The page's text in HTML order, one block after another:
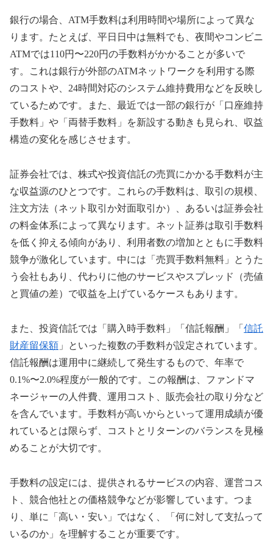
銀行の場合、ATM手数料は利用時間や場所によって異な
ります。たとえば、平日日中は無料でも、夜間やコンビニ
ATMでは110円〜220円の手数料がかかることが多いで
す。これは銀行が外部のATMネットワークを利用する際
のコストや、24時間対応のシステム維持費用などを反映し
ているためです。また、最近では一部の銀行が「口座維持
手数料」や「両替手数料」を新設する動きも見られ、収益
構造の変化を感じさせます。
証券会社では、株式や投資信託の売買にかかる手数料が主
な収益源のひとつです。これらの手数料は、取引の規模、
注文方法（ネット取引か対面取引か）、あるいは証券会社
の料金体系によって異なります。ネット証券は取引手数料
を低く抑える傾向があり、利用者数の増加とともに手数料
競争が激化しています。中には「売買手数料無料」とうた
う会社もあり、代わりに他のサービスやスプレッド（売値
と買値の差）で収益を上げているケースもあります。
また、投資信託では「購入時手数料」「信託報酬」「 信託
財産留保額 」といった複数の手数料が設定されています。
信託報酬は運用中に継続して発生するもので、年率で
0.1%〜2.0%程度が一般的です。この報酬は、ファンドマ
ネージャーの人件費、運用コスト、販売会社の取り分など
を含んでいます。手数料が高いからといって運用成績が優
れているとは限らず、コストとリターンのバランスを見極
めることが大切です。
手数料の設定には、提供されるサービスの内容、運営コス
ト、競合他社との価格競争などが影響しています。つま
り、単に「高い・安い」ではなく、「何に対して支払って
いるのか」を理解することが重要です。